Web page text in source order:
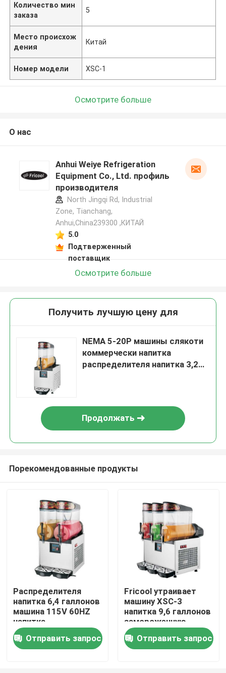
Главная страница
Продукция
Количество мин
заказа
5
Место происхож
дения
Китай
Номер модели XSC-1
Осмотрите больше
О нас
Anhui Weiye Refrigeration
Equipment Co., Ltd. профиль
производителя
North Jingqi Rd, Industrial
Zone, Tianchang,
Anhui,China239300 ,КИТАЙ
5.0
Подтверженный
поставщик
Осмотрите больше
Получить лучшую цену для
NEMA 5-20P машины слякоти
коммерчески напитка
распределителя напитка 3,2
Продолжать
Порекомендованные продукты
Распределителя
напитка 6,4 галлонов
машина 115V 60HZ
напитка
замороженного
двойная
замороженная
Отправить запрос
Fricool утраивает
машину XSC-3
напитка 9,6 галлонов
замороженную
Отправить запрос